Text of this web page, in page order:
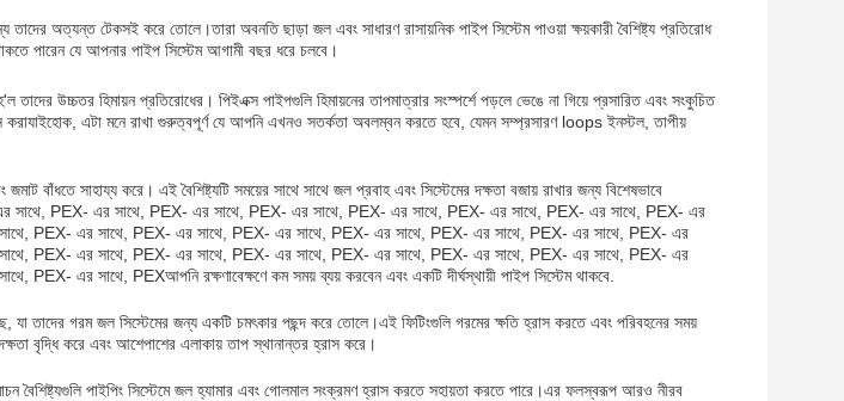
তাদের অত্যন্ত টেকসই করে তোলে।তারা অবনতি ছাড়া জল এবং সাধারণ রাসায়নিক পাইপ সিস্টেম পাওয়া ক্ষয়কারী বৈশিষ্ট্য প্রতিরোধ
পারেন যে আপনার পাইপ সিস্টেম আগামী বছর ধরে চলবে।
উচ্চতর হিমায়ন প্রতিরোধের। পিইএক্স পাইপগুলি হিমায়নের তাপমাত্রার সংস্পর্শে পড়লে ভেঙে না গিয়ে প্রসারিত এবং সংকুচিত
করাযাইহোক, এটা মনে রাখা গুরুত্বপূর্ণ যে আপনি এখনও সতর্কতা অবলম্বন করতে হবে, যেমন সম্প্রসারণ loops ইনস্টল, তাপীয়
বাঁধতে সাহায্য করে। এই বৈশিষ্ট্যটি সময়ের সাথে সাথে জল প্রবাহ এবং সিস্টেমের দক্ষতা বজায় রাখার জন্য বিশেষভাবে
সাথে, PEX- এর সাথে, PEX- এর সাথে, PEX- এর সাথে, PEX- এর সাথে, PEX- এর সাথে, PEX- এর সাথে, PEX- এর
PEX- এর সাথে, PEX- এর সাথে, PEX- এর সাথে, PEX- এর সাথে, PEX- এর সাথে, PEX- এর সাথে, PEX- এর
PEX- এর সাথে, PEX- এর সাথে, PEX- এর সাথে, PEX- এর সাথে, PEX- এর সাথে, PEX- এর সাথে, PEX- এর
এর সাথে, PEXআপনি রক্ষণাবেক্ষণে কম সময় ব্যয় করবেন এবং একটি দীর্ঘস্থায়ী পাইপ সিস্টেম থাকবে.
যা তাদের গরম জল সিস্টেমের জন্য একটি চমৎকার পছন্দ করে তোলে।এই ফিটিংগুলি গরমের ক্ষতি হ্রাস করতে এবং পরিবহনের সময়
বৃদ্ধি করে এবং আশেপাশের এলাকায় তাপ স্থানান্তর হ্রাস করে।
বৈশিষ্ট্যগুলি পাইপিং সিস্টেমে জল হ্যামার এবং গোলমাল সংক্রমণ হ্রাস করতে সহায়তা করতে পারে।এর ফলস্বরূপ আরও নীরব